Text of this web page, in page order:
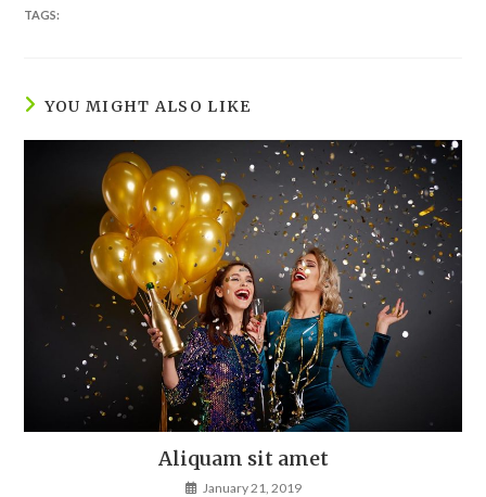
TAGS:
YOU MIGHT ALSO LIKE
Aliquam sit amet
January 21, 2019